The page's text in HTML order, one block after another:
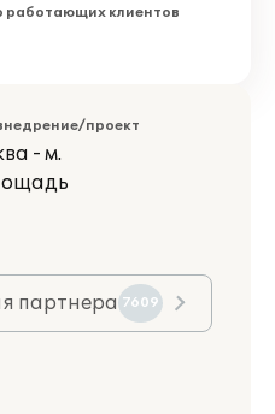
работающих клиентов
проект
- м.
партнера 7609